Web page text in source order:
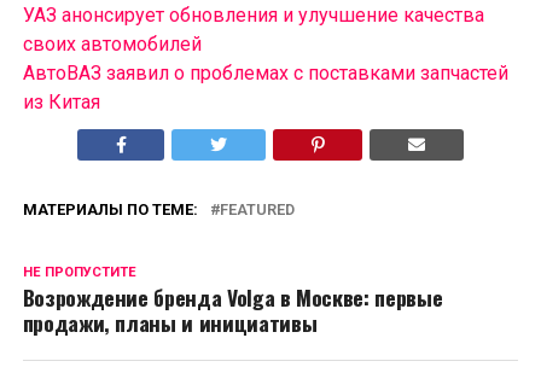
УАЗ анонсирует обновления и улучшение качества
своих автомобилей
АвтоВАЗ заявил о проблемах с поставками запчастей
из Китая
МАТЕРИАЛЫ ПО ТЕМЕ: FEATURED
НЕ ПРОПУСТИТЕ
Возрождение бренда Volga в Москве: первые
продажи, планы и инициативы